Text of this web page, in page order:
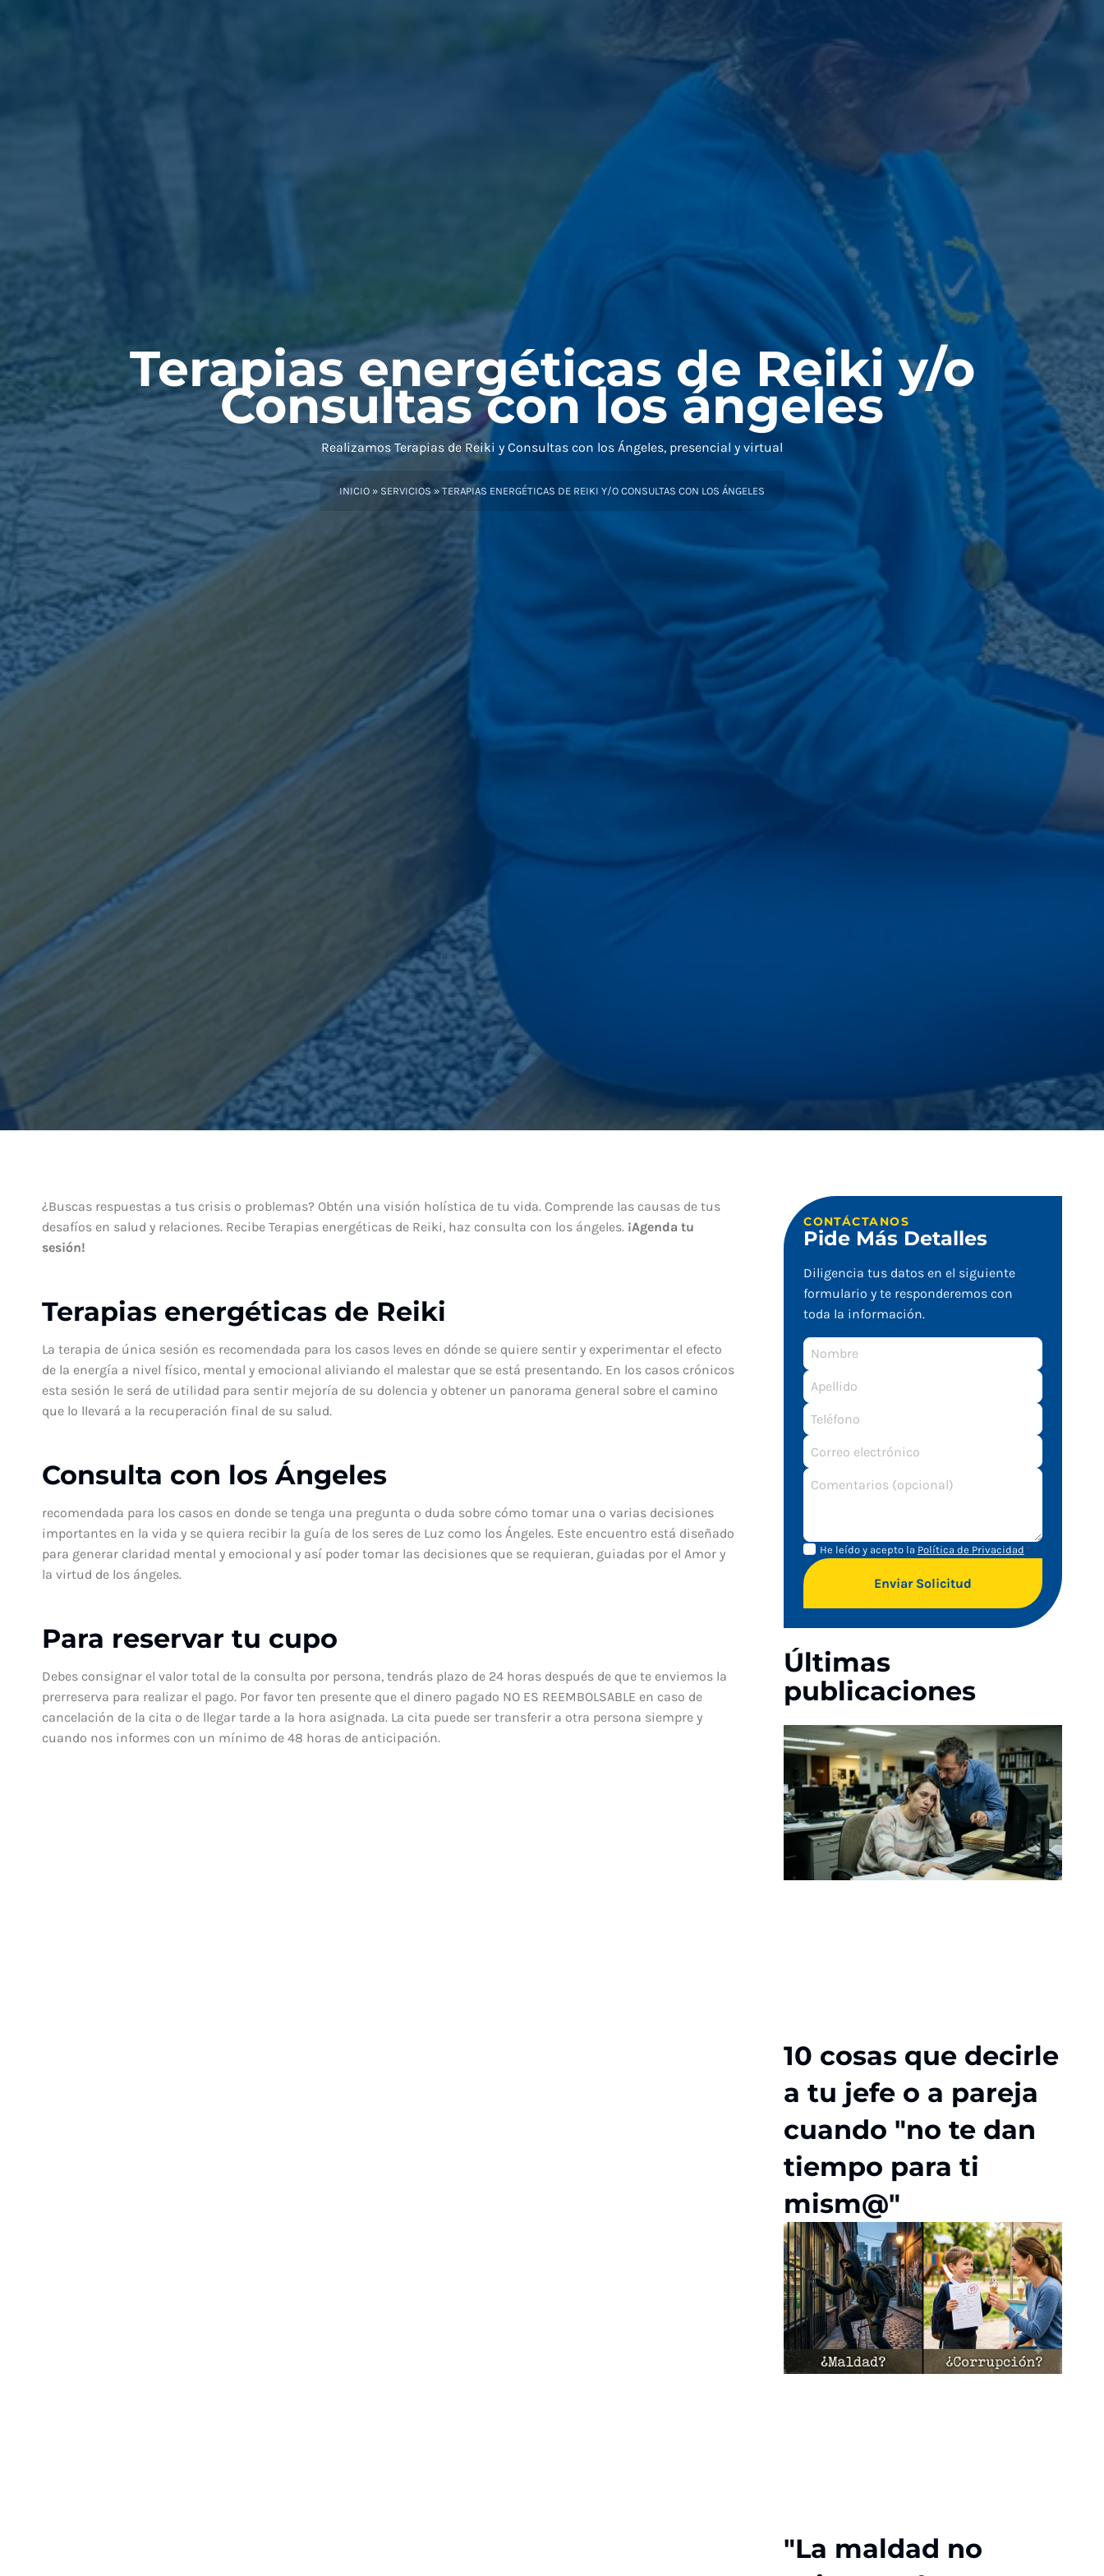
Terapias energéticas de Reiki y/o
Consultas con los ángeles
Realizamos Terapias de Reiki y Consultas con los Ángeles, presencial y virtual
INICIO » SERVICIOS» TERAPIAS ENERGÉTICAS DE REIKI Y/O CONSULTAS CON LOS ÁNGELES
¿Buscas respuestas a tus crisis o problemas? Obtén una visión holística de tu vida. Comprende las causas de tus
desafíos en salud y relaciones. Recibe Terapias energéticas de Reiki, haz consulta con los ángeles. ¡Agenda tu
sesión!
Terapias energéticas de Reiki
La terapia de única sesión es recomendada para los casos leves en dónde se quiere sentir y experimentar el efecto
de la energía a nivel físico, mental y emocional aliviando el malestar que se está presentando. En los casos crónicos
esta sesión le será de utilidad para sentir mejoría de su dolencia y obtener un panorama general sobre el camino
que lo llevará a la recuperación final de su salud.
Consulta con los Ángeles
recomendada para los casos en donde se tenga una pregunta o duda sobre cómo tomar una o varias decisiones
importantes en la vida y se quiera recibir la guía de los seres de Luz como los Ángeles. Este encuentro está diseñado
para generar claridad mental y emocional y así poder tomar las decisiones que se requieran, guiadas por el Amor y
la virtud de los ángeles.
Para reservar tu cupo
Debes consignar el valor total de la consulta por persona, tendrás plazo de 24 horas después de que te enviemos la
prerreserva para realizar el pago. Por favor ten presente que el dinero pagado NO ES REEMBOLSABLE en caso de
cancelación de la cita o de llegar tarde a la hora asignada. La cita puede ser transferir a otra persona siempre y
cuando nos informes con un mínimo de 48 horas de anticipación.
CONTÁCTANOS
Pide Más Detalles
Diligencia tus datos en el siguiente
formulario y te responderemos con
toda la información.
Nombre
Apellido
Correo
electrónico
Aviso de
Privacidad
Aviso
de
He leído y acepto la Política de Privacidad *
Enviar Solicitud
Últimas
publicaciones
10 cosas que decirle
a tu jefe o a pareja
cuando "no te dan
tiempo para ti
mism@"
"La maldad no